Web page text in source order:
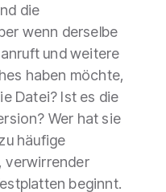
die
wenn derselbe
und weitere
haben möchte,
Datei? Ist es die
Wer hat sie
häufige
verwirrender
beginnt.